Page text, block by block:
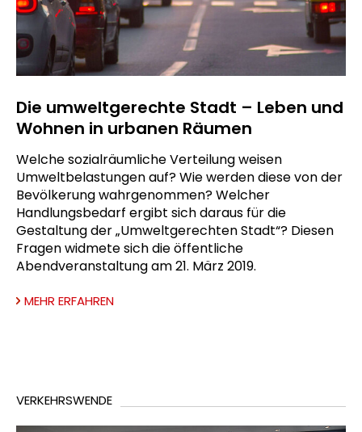
Die umweltgerechte Stadt – Leben und
Wohnen in urbanen Räumen
Welche sozialräumliche Verteilung weisen
Umweltbelastungen auf? Wie werden diese von der
Bevölkerung wahrgenommen? Welcher
Handlungsbedarf ergibt sich daraus für die
Gestaltung der „Umweltgerechten Stadt“? Diesen
Fragen widmete sich die öffentliche
Abendveranstaltung am 21. März 2019.
MEHR ERFAHREN
VERKEHRSWENDE